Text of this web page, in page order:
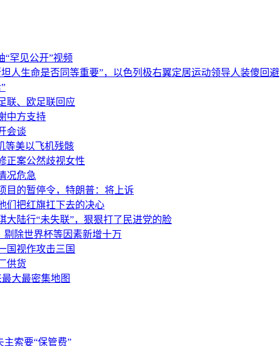
“罕见公开”视频
人生命是否同等重要”，以色列极右翼定居运动领导人装傻回避
联、欧足联回应
中方支持
会谈
等美以飞机残骸
正案公然歧视女性
况危急
目的暂停令，特朗普：将上诉
们把红旗扛下去的决心
大陆行“未失联”，狠狠打了民进党的脸
剔除世界杯等因素新增十万
国视作攻击三国
供货
大最密集地图
索要“保管费”